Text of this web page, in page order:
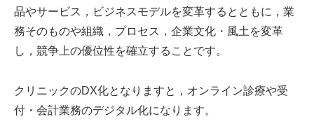
品やサービス，ビジネスモデルを変革するとともに，業
務そのものや組織，プロセス，企業文化・風土を変革
し，競争上の優位性を確立することです。
クリニックのDX化となりますと，オンライン診療や受
付・会計業務のデジタル化になります。